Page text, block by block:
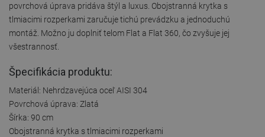
povrchová úprava pridáva štýl a luxus. Obojstranná krytka s
tlmiacimi rozperkami zaručuje tichú prevádzku a jednoduchú
montáž. Možno ju doplniť telom Flat a Flat 360, čo zvyšuje jej
všestrannosť.
Špecifikácia produktu:
Materiál: Nehrdzavejúca oceľ AISI 304
Povrchová úprava: Zlatá
Šírka: 90 cm
Obojstranná krytka s tlmiacimi rozperkami